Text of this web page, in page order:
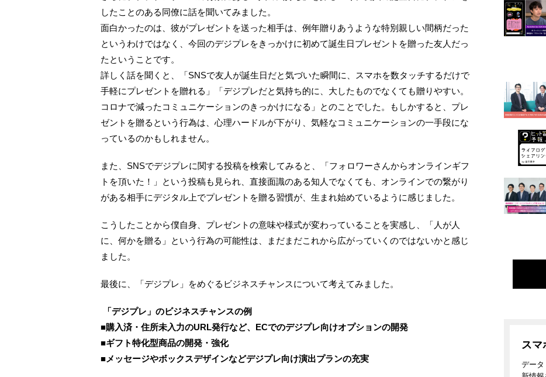
したことのある同僚に話を聞いてみました。
面白かったのは、彼がプレゼントを送った相手は、例年贈りあうような特別親しい間柄だった
というわけではなく、今回のデジプレをきっかけに初めて誕生日プレゼントを贈った友人だっ
たということです。
詳しく話を聞くと、「SNSで友人が誕生日だと気づいた瞬間に、スマホを数タッチするだけで
手軽にプレゼントを贈れる」「デジプレだと気持ち的に、大したものでなくても贈りやすい。
コロナで減ったコミュニケーションのきっかけになる」とのことでした。もしかすると、プレ
ゼントを贈るという行為は、心理ハードルが下がり、気軽なコミュニケーションの一手段にな
っているのかもしれません。
また、SNSでデジプレに関する投稿を検索してみると、「フォロワーさんからオンラインギフ
トを頂いた！」という投稿も見られ、直接面識のある知人でなくても、オンラインでの繋がり
がある相手にデジタル上でプレゼントを贈る習慣が、生まれ始めているように感じました。
こうしたことから僕自身、プレゼントの意味や様式が変わっていることを実感し、「人が人
に、何かを贈る」という行為の可能性は、まだまだこれから広がっていくのではないかと感じ
ました。
最後に、「デジプレ」をめぐるビジネスチャンスについて考えてみました。
「デジプレ」のビジネスチャンスの例
■購入済・住所未入力のURL発行など、ECでのデジプレ向けオプションの開発
■ギフト特化型商品の開発・強化
■メッセージやボックスデザインなどデジプレ向け演出プランの充実
スマ
データ